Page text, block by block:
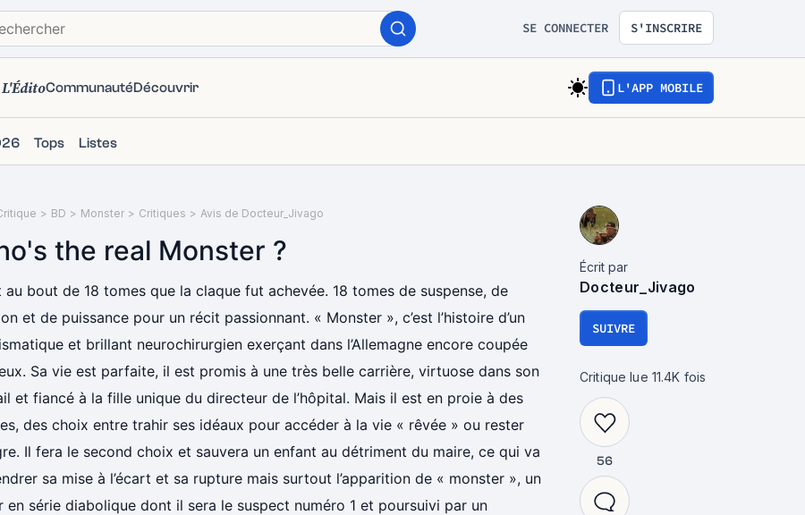
SE CONNECTER S'INSCRIRE
L'ÉditoCommunautéDécouvrir L'APP MOBILE
Tops Listes
> BD > Monster > Critiques > Avis de Docteur_Jivago
the real Monster ?
au bout de 18 tomes que la claque fut achevée. 18 tomes de suspense, de
et de puissance pour un récit passionnant. « Monster », c’est l’histoire d’un
et brillant neurochirurgien exerçant dans l’Allemagne encore coupée
Sa vie est parfaite, il est promis à une très belle carrière, virtuose dans son
et fiancé à la fille unique du directeur de l’hôpital. Mais il est en proie à des
des choix entre trahir ses idéaux pour accéder à la vie « rêvée » ou rester
Il fera le second choix et sauvera un enfant au détriment du maire, ce qui va
sa mise à l’écart et sa rupture mais surtout l’apparition de « monster », un
en série diabolique dont il sera le suspect numéro 1 et poursuivi par un
Écrit par
Docteur_Jivago
SUIVRE
Critique lue 11.4K fois
56